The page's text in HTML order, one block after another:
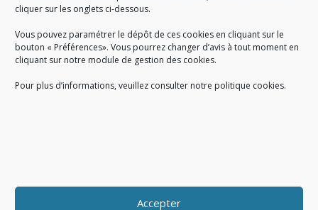
cliquer sur les onglets ci-dessous.
Vous pouvez paramétrer le dépôt de ces cookies en cliquant sur le
bouton « Préférences». Vous pourrez changer d’avis à tout moment en
cliquant sur notre module de gestion des cookies.
Pour plus d’informations, veuillez consulter notre politique cookies.
Accepter
des missions de service public : la prévention, la collecte et la
valorisation des déchets ménagers et assimilés produits par son
territoire.
Accueil du public :